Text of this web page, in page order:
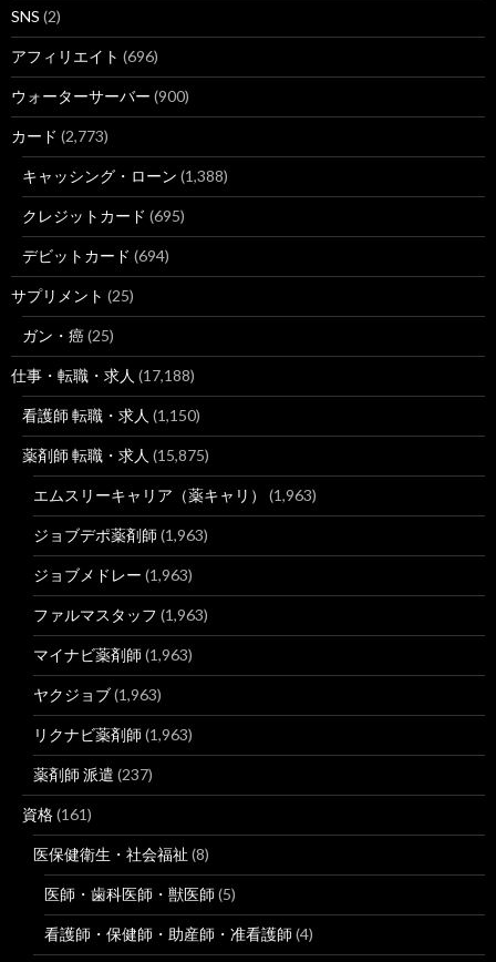
薬剤師の転職・求人 | Answers(アンサーズ)
http:// www.yakuzaishi-kyujin.com
食品メーカー 薬剤師.html
食品メーカー 薬剤師の薬剤師求人一覧 | 薬剤師求人.com
10 http://www.r-agent.com
調剤薬局から製薬メーカーの学術へ。意外な転職を実現｜転職
学術薬剤師へ転職する前に知っておきたいことは？ | 薬剤師求
人うさぎ
SNS (2)
アフィリエイト (696)
ウォーターサーバー (900)
カード (2,773)
キャッシング・ローン (1,388)
クレジットカード (695)
デビットカード (694)
サプリメント (25)
ガン・癌(25)
仕事・転職・求人 (17,188)
看護師 転職・求人 (1,150)
薬剤師 転職・求人 (15,875)
エムスリーキャリア（薬キャリ） (1,963)
ジョブデポ薬剤師 (1,963)
ジョブメドレー (1,963)
ファルマスタッフ (1,963)
マイナビ薬剤師 (1,963)
ヤクジョブ(1,963)
リクナビ薬剤師 (1,963)
薬剤師 派遣 (237)
資格(161)
医保健衛生・社会福祉 (8)
医師・歯科医師・獣医師 (5)
看護師・保健師・助産師・准看護師 (4)